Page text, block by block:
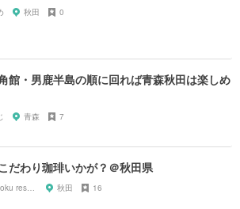
秋田 0
館・男鹿半島の順に回れば青森秋田は楽しめ
青森 7
だわり珈琲いかが？＠秋田県
秋田 16